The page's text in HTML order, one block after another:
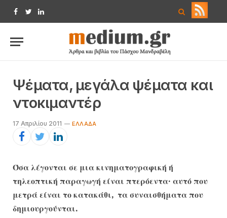
Facebook
TwitterLinkedIn
Ψέματα, μεγάλα ψέματα και
ντοκιμαντέρ
17 Απριλίου 2011 EΛΛΆΔΑ
Όσα λέγονται σε μια κινηματογραφική ή
τηλεοπτική παραγωγή είναι πτερόεντα· αυτό που
μετρά είναι το κατακάθι, τα συναισθήματα που
δημιουργούνται.